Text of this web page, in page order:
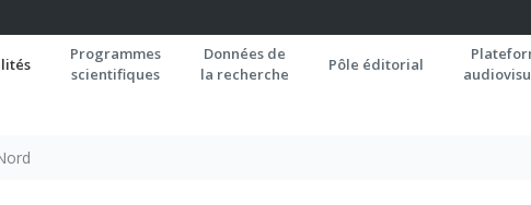
Programmes
scientifiques
Données de
la recherche
Pôle éditorial